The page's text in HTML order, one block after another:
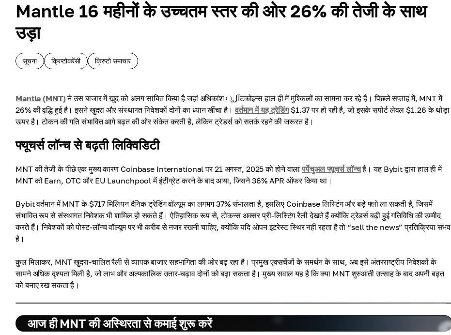
Mantle 16 महीनों के उच्चतम स्तर की ओर 26% की तेजी के साथ
उड़ा
सूचना क्रिप्टोकरेंसी क्रिप्टो समाचार
Mantle (MNT)ने उस बाजार में खुद को अलग साबित किया है जहां अधिकांश آل्टकोइन्स हाल ही में मुश्किलों का सामना कर रहे हैं। पिछले सप्ताह में, MNT में
26% की वृद्धि हुई है। इसने खुदरा और संस्थागत निवेशकों दोनों का ध्यान खींचा है।वर्तमान में यह ट्रेडिंग$1.37 पर हो रही है, जो इसके सपोर्ट लेवल $1.26 के थोड़ा
ऊपर है। टोकन की गति संभावित आगे बढ़त की ओर संकेत करती है, लेकिन ट्रेडर्स को सतर्क रहने की जरूरत है।
फ्यूचर्स लॉन्च से बढ़ती लिक्विडिटी
MNT की तेजी के पीछे एक मुख्य कारण Coinbase International पर 21 अगस्त, 2025 को होने वालापर्पेचुअल फ्यूचर्स लॉन्चहै। यह Bybit द्वारा हाल ही में
MNT को Earn, OTC और EU Launchpool में इंटीग्रेट करने के बाद आया, जिसने 36% APR ऑफर किया था।
Bybit वर्तमान में MNT के $717 मिलियन दैनिक ट्रेडिंग वॉल्यूम का लगभग 37% संभालता है, इसलिए Coinbase लिस्टिंग और बड़े फ्लो ला सकती है, जिसमें
संभावित रूप से संस्थागत निवेशक भी शामिल हो सकते हैं। ऐतिहासिक रूप से, टोकन्स अक्सर प्री-लिस्टिंग रैली देखते हैं क्योंकि ट्रेडर्स बढ़ी हुई गतिविधि की उम्मीद
करते हैं। निवेशकों को पोस्ट-लॉन्च वॉल्यूम पर भी करीब से नजर रखनी चाहिए, क्योंकि यदि ओपन इंटरेस्ट स्थिर नहीं रहता है तो “sell the news” प्रतिक्रिया संभव
है।
कुल मिलाकर, MNT खुदरा-चालित रैली से व्यापक बाजार सहभागिता की ओर बढ़ रहा है। प्रमुख एक्सचेंजों के समर्थन के साथ, अब इसे अंतरराष्ट्रीय निवेशकों के
सामने अधिक दृश्यता मिली है, जो लाभ और अल्पकालिक उतार-चढ़ाव दोनों को बढ़ा सकता है। मुख्य सवाल यह है कि क्या MNT शुरुआती उत्साह के बाद अपनी बढ़त
को बनाए रख सकता है।
आज ही MNT की अस्थिरता से कमाई शुरू करें